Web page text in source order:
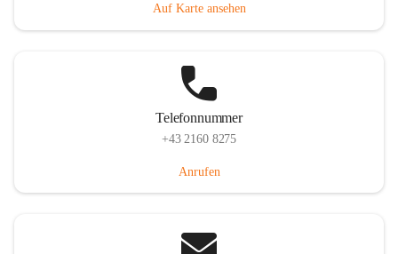
Auf Karte ansehen
Telefonnummer
+43 2160 8275
Anrufen